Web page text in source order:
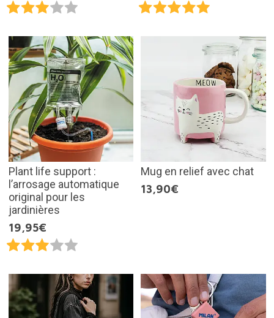
Plant life support :
l’arrosage automatique
original pour les
jardinières
19,95€
Mug en relief avec chat
13,90€